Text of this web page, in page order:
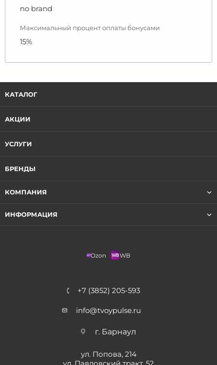
no brand
Максимальный процент оплаты бонусами
15%
КАТАЛОГ
АКЦИИ
УСЛУГИ
БРЕНДЫ
КОМПАНИЯ
ИНФОРМАЦИЯ
Ozon WB
+7 (3852) 205-593
info@tvoypulse.ru
г. Барнаул
ул. Попова, 214